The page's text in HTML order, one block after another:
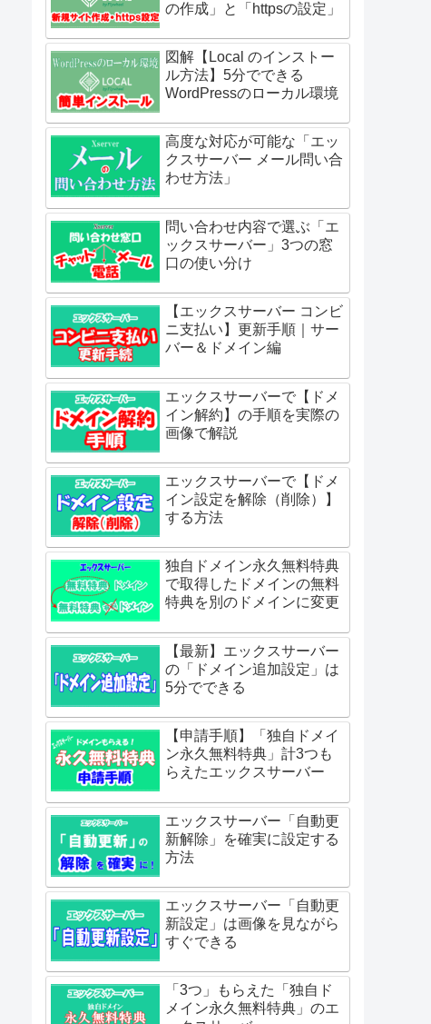
の作成」と「httpsの設定」
図解【Local のインストー
ル方法】5分でできる
WordPressのローカル環境
高度な対応が可能な「エッ
クスサーバー メール問い合
わせ方法」
問い合わせ内容で選ぶ「エ
ックスサーバー」3つの窓
口の使い分け
【エックスサーバー コンビ
ニ支払い】更新手順｜サー
バー＆ドメイン編
エックスサーバーで【ドメ
イン解約】の手順を実際の
画像で解説
エックスサーバーで【ドメ
イン設定を解除（削除）】
する方法
独自ドメイン永久無料特典
で取得したドメインの無料
特典を別のドメインに変更
【最新】エックスサーバー
の「ドメイン追加設定」は
5分でできる
【申請手順】「独自ドメイ
ン永久無料特典」計3つも
らえたエックスサーバー
エックスサーバー「自動更
新解除」を確実に設定する
方法
エックスサーバー「自動更
新設定」は画像を見ながら
すぐできる
「3つ」もらえた「独自ド
メイン永久無料特典」のエ